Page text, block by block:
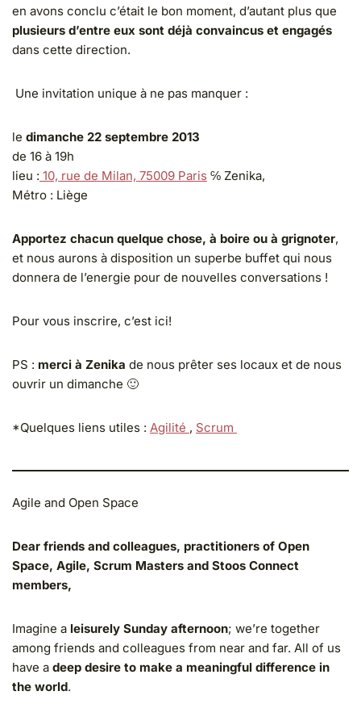
en avons conclu c’était le bon moment, d’autant plus que
plusieurs d’entre eux sont déjà convaincus et engagés
dans cette direction.
Une invitation unique à ne pas manquer :
le dimanche 22 septembre 2013
de 16 à 19h
lieu : 10, rue de Milan, 75009 Paris ℅ Zenika,
Métro : Liège
Apportez chacun quelque chose, à boire ou à grignoter,
et nous aurons à disposition un superbe buffet qui nous
donnera de l’energie pour de nouvelles conversations !
Pour vous inscrire, c’est ici!
PS : merci à Zenika de nous prêter ses locaux et de nous
ouvrir un dimanche 🙂
*Quelques liens utiles : Agilité , Scrum
Agile and Open Space
Dear friends and colleagues, practitioners of Open
Space, Agile, Scrum Masters and Stoos Connect
members,
Imagine a leisurely Sunday afternoon; we’re together
among friends and colleagues from near and far. All of us
have a deep desire to make a meaningful difference in
the world.